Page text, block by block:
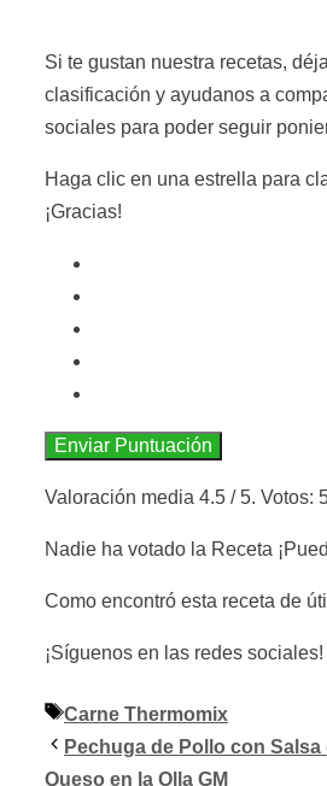
Si te gustan nuestra recetas,
clasificación y ayudanos a
sociales para poder seguir
Haga clic en una estrella para
¡Gracias!
Enviar Puntuación
Valoración media 4.5 / 5. Votos:
Nadie ha votado la Receta
Como encontró esta receta de
¡Síguenos en las redes sociales!
Etiquetas
Carne Thermomix
Pechuga de Pollo con
Queso en la Olla GM